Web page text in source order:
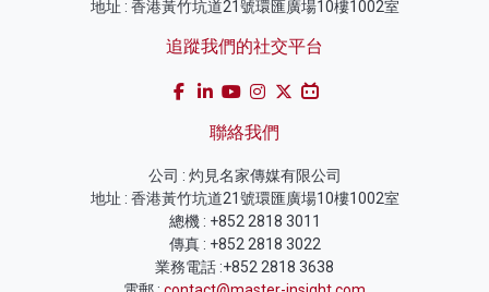
地址 : 香港黃竹坑道21號環匯廣場10樓1002室
追蹤我們的社交平台
聯絡我們
公司 : 灼見名家傳媒有限公司
地址 : 香港黃竹坑道21號環匯廣場10樓1002室
總機 : +852 2818 3011
傳真 : +852 2818 3022
業務電話 :+852 2818 3638